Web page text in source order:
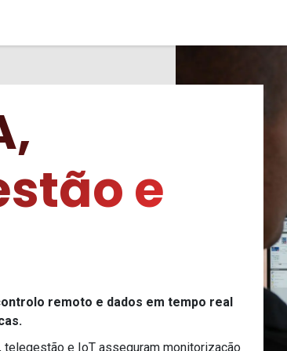
e
remoto e dados em tempo real
e IoT asseguram monitorização